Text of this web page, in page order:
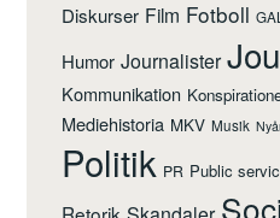
Diskurser Film Fotboll
Humor Journalister
Kommunikation
Mediehistoria MKV Musik
Politik PR Public